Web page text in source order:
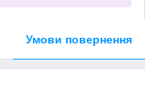
Умови повернення